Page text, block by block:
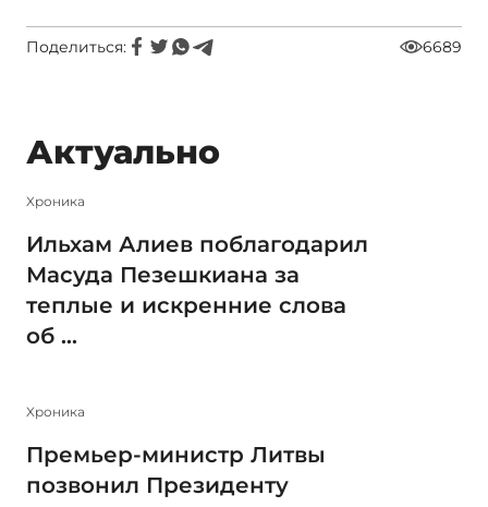
Поделиться: 6689
Актуально
Xроника
Ильхам Алиев поблагодарил
Масуда Пезешкиана за
теплые и искренние слова
об ...
Xроника
Премьер-министр Литвы
позвонил Президенту